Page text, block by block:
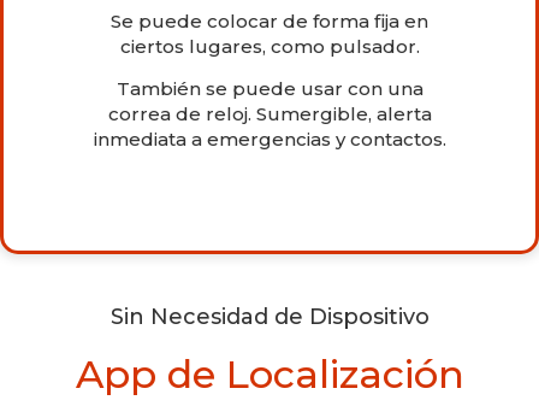
Se puede colocar de forma fija en
ciertos lugares, como pulsador.
También se puede usar con una
correa de reloj. Sumergible, alerta
inmediata a emergencias y contactos.
Sin Necesidad de Dispositivo
App de Localización